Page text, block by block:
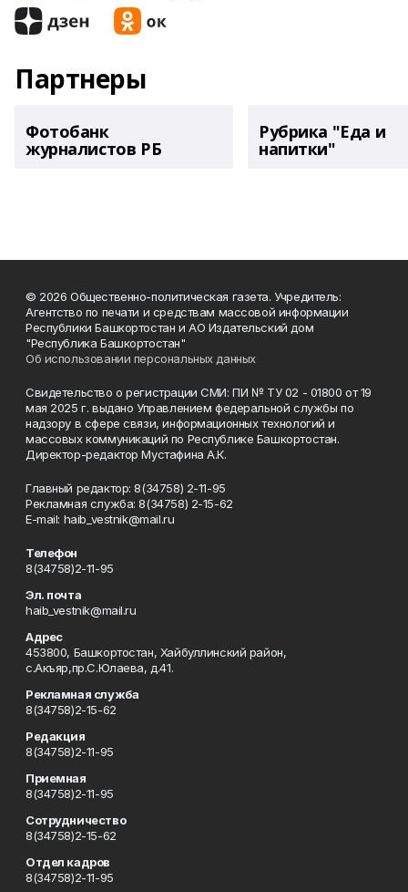
Партнеры
Фотобанк
журналистов РБ
Рубрика "Еда и
напитки"
© 2026 Общественно-политическая газета. Учредитель:
Агентство по печати и средствам массовой информации
Республики Башкортостан и АО Издательский дом
"Республика Башкортостан"
Об использовании персональных данных
Свидетельство о регистрации СМИ: ПИ № ТУ 02 - 01800 от 19
мая 2025 г. выдано Управлением федеральной службы по
надзору в сфере связи, информационных технологий и
массовых коммуникаций по Республике Башкортостан.
Директор-редактор Мустафина А.К.
Главный редактор: 8(34758) 2-11-95
Рекламная служба: 8(34758) 2-15-62
Е-mаil: haib_vestnik@mail.ru
Телефон
8(34758)2-11-95
Эл. почта
haib_vestnik@mail.ru
Адрес
453800, Башкортостан, Хайбуллинский район,
с.Акъяр,пр.С.Юлаева, д.41.
Рекламная служба
8(34758)2-15-62
Редакция
8(34758)2-11-95
Приемная
8(34758)2-11-95
Сотрудничество
8(34758)2-15-62
Отдел кадров
8(34758)2-11-95